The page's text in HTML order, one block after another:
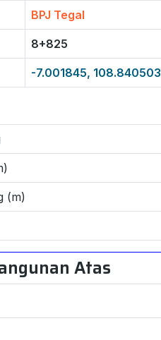
BPJ Tegal
8+825
-7.001845, 108.840503
(m)
Atas